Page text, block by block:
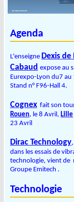
Agenda
L'enseigne Dexis de
Cabaud expose au
Eurexpo-Lyon du7 au
Stand n° F96-Hall 4.
Cognex fait son
Rouen, le 8 Avril, Lille
23 Avril
Dirac Technology
dans les essais de
technologie, vient de
Groupe Emitech .
Technologie